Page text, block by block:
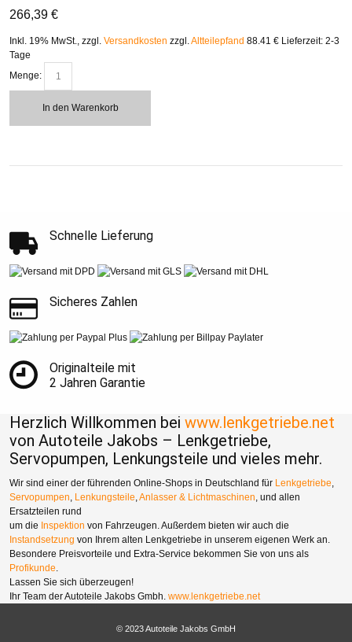
266,39 €
Inkl. 19% MwSt., zzgl. Versandkosten zzgl.Altteilepfand 88.41 € Lieferzeit: 2-3
Tage
Menge:
In den Warenkorb
Schnelle Lieferung
Sicheres Zahlen
Originalteile mit
2 Jahren Garantie
Herzlich Willkommen bei www.lenkgetriebe.net
von Autoteile Jakobs – Lenkgetriebe,
Servopumpen, Lenkungsteile und vieles mehr.
Wir sind einer der führenden Online-Shops in Deutschland für Lenkgetriebe,
Servopumpen, Lenkungsteile,Anlasser & Lichtmaschinen, und allen
Ersatzteilen rund
um die Inspektion von Fahrzeugen. Außerdem bieten wir auch die
Instandsetzung von Ihrem alten Lenkgetriebe in unserem eigenen Werk an.
Besondere Preisvorteile und Extra-Service bekommen Sie von uns als
Profikunde.
Lassen Sie sich überzeugen!
Ihr Team der Autoteile Jakobs Gmbh. www.lenkgetriebe.net
© 2023 Autoteile Jakobs GmbH